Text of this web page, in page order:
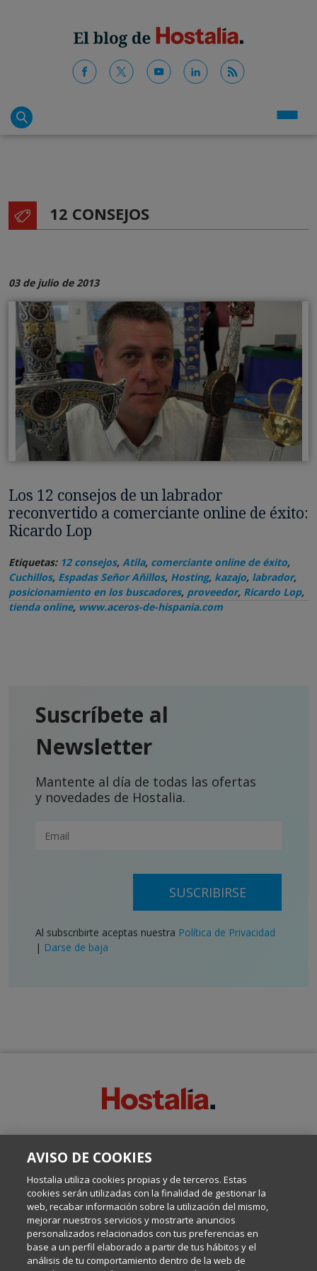
12 CONSEJOS
03 de julio de 2013
Los 12 consejos de un labrador
reconvertido a comerciante online de éxito:
Ricardo Lop
Etiquetas: 12 consejos, Atila, comerciante online de éxito,
Cuchillos, Espadas Señor Añillos, Hosting, kazajo, labrador,
posicionamiento en los buscadores, proveedor, Ricardo Lop,
tienda online, www.aceros-de-hispania.com
Suscríbete al
Newsletter
Mantente al día de todas las ofertas
y novedades de Hostalia.
SUSCRIBIRSE
Al subscribirte aceptas nuestra Política de Privacidad
| Darse de baja
Escrito por el equipo de Comunicación de Hostalia, dirigido por
Internet y Tecnología.
Política de privacidad
AVISO DE COOKIES
Hostalia utiliza cookies propias y de terceros. Estas
cookies serán utilizadas con la finalidad de gestionar la
web, recabar información sobre la utilización del mismo,
mejorar nuestros servicios y mostrarte anuncios
personalizados relacionados con tus preferencias en
base a un perfil elaborado a partir de tus hábitos y el
análisis de tu comportamiento dentro de la web de